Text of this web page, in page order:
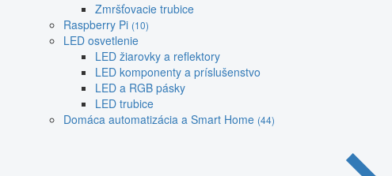
Zmršťovacie trubice
Raspberry Pi (10)
LED osvetlenie
LED žiarovky a reflektory
LED komponenty a príslušenstvo
LED a RGB pásky
LED trubice
Domáca automatizácia a Smart Home (44)